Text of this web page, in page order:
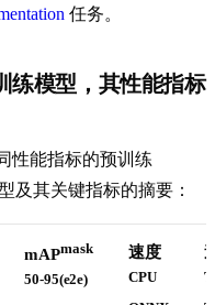
任务。
练模型，其性能指标
性能指标的预训练
及其关键指标的摘要：
mAPmask
50-95(e2e)
速度
CPU